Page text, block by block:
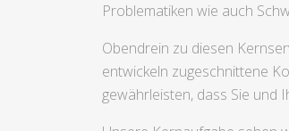
Problematiken wie auch
Obendrein zu diesen
entwickeln zugeschnittene
gewährleisten, dass Sie und